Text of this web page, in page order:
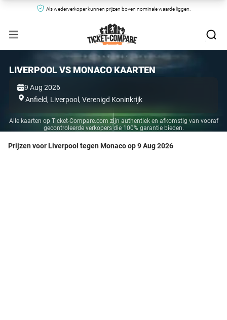
Als wederverkoper kunnen prijzen boven nominale waarde liggen.
LIVERPOOL VS MONACO KAARTEN
9 Aug 2026
Anfield, Liverpool, Verenigd Koninkrijk
Alle kaarten op Ticket-Compare.com zijn authentiek en afkomstig van vooraf
gecontroleerde verkopers die 100% garantie bieden.
Prijzen voor Liverpool tegen Monaco op 9 Aug 2026